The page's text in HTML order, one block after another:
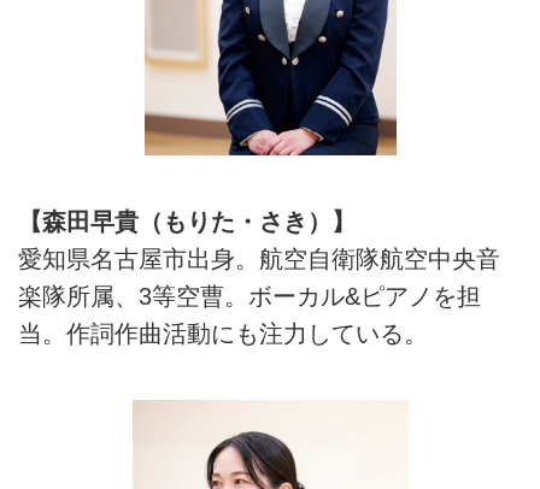
【森田早貴（もりた・さき）】
愛知県名古屋市出身。航空自衛隊航空中央音
楽隊所属、3等空曹。ボーカル&ピアノを担
当。作詞作曲活動にも注力している。